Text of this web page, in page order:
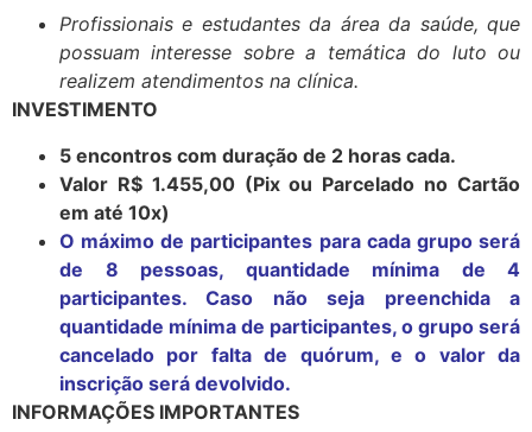
Profissionais e estudantes da área da saúde, que
possuam interesse sobre a temática do luto ou
realizem atendimentos na clínica.
INVESTIMENTO
5 encontros com duração de 2 horas cada.
Valor R$ 1.455,00 (Pix ou Parcelado no Cartão
em até 10x)
O máximo de participantes para cada grupo será
de 8 pessoas, quantidade mínima de 4
participantes. Caso não seja preenchida a
quantidade mínima de participantes, o grupo será
cancelado por falta de quórum, e o valor da
inscrição será devolvido.
INFORMAÇÕES IMPORTANTES